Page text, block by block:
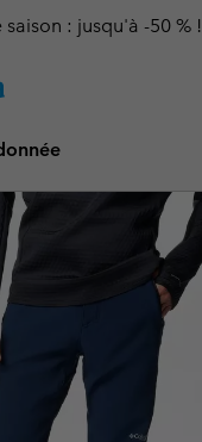
saison : jusqu'à -50 % !